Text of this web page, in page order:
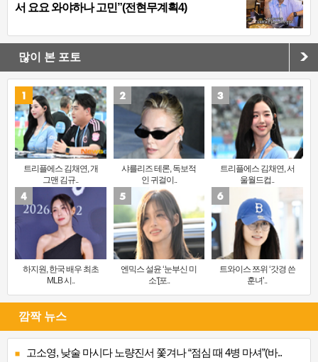
서 요요 와야하나 고민”(전현무계획4)
많이 본 포토
트리플에스 김채연, 개
그맨 김규..
샤를리즈 테론, 독보적
인 귀걸이..
트리플에스 김채연, 서
울월드컵..
하지원, 한국 배우 최초
MLB 시..
엔믹스 설윤 ‘눈부신 미
소’[포..
트와이스 쯔위 ‘갓경 쓴
훈녀’..
깜짝 뉴스
고소영, 낮술 마시다 노량진서 쫓겨나 “점심 때 4병 마셔”(바..